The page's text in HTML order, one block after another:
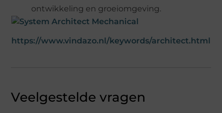
ontwikkeling en groeiomgeving.
https://www.vindazo.nl/keywords/architect.html
Veelgestelde vragen